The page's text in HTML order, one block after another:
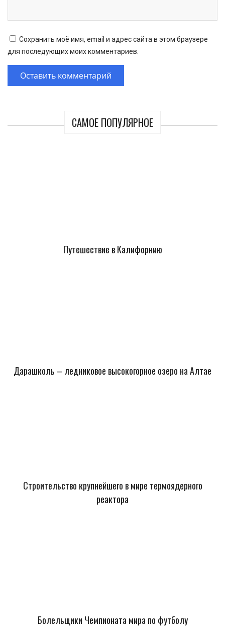
САМОЕ ПОПУЛЯРНОЕ
Путешествие в Калифорнию
Дарашколь – ледниковое высокогорное озеро на Алтае
Строительство крупнейшего в мире термоядерного
реактора
Болельщики Чемпионата мира по футболу
Сохранить моё имя, email и адрес сайта в этом браузере
для последующих моих комментариев.